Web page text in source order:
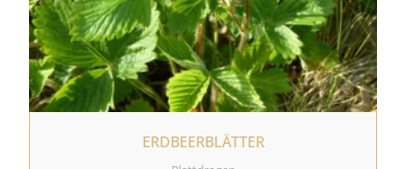
ERDBEERBLÄTTER